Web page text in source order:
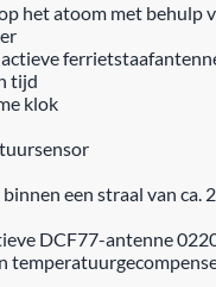
het atoom met behulp
tijd
klok
een straal van
DCF77-antenne